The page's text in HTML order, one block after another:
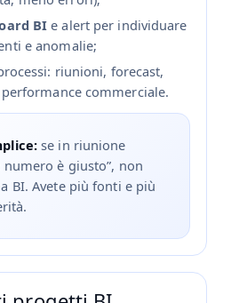
BI e alert per individuare
e anomalie;
riunioni, forecast,
commerciale.
se in riunione
numero è giusto”, non
BI. Avete più fonti e più